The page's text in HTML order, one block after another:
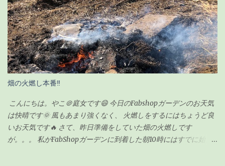
いました。 現在の様子がこちらです↓（2020年6月23日） ちなみ
に前回の記事の時（復活後）は、これくらいでした↓（2020年5月
17日） 見事に背が伸びて、葉っぱの数も増えました。 さすがに、
背が伸び過ぎてきたので「剪定」をすることにしました。 剪定を
するにあたり、ちょっと調べてみました。 ガジュマルの剪定のポ
イント 時期は5〜6月が良い 全体的に想定サイズよりも小さく剪定
する 切ったところは「癒合剤（ゆごうざい）」をつける 剪定後は
水分の蒸発量が減るので水やりは控えめにする ざっとこんな感じ
でした。 ガジュマルの剪定の時期 ガジュマルの剪定は種類が2つ
あるようです。 「 切り戻し 」 と言って、必要ない枝を切って形を
整えるものと、 「 丸坊主 」 と言って、枝を全部切り落として幹だ
けの状態にするものとがあり、今回のウチのガジュマルの場合
畑の火燃し本番‼
こんにちは。やこ＠庭女です😄 今日のFabshopガーデンのお天気
は快晴です🌞 風もあまり強くなく、 火燃しをするにはちょうど良
いお天気です🔥 さて、昨日準備をしていた畑の火燃しです
が。。。 私がFabShopガーデンに到着した朝10時にはすでに始ま